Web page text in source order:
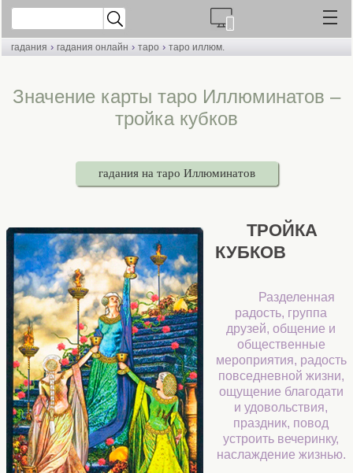
гадания › гадания онлайн › таро › таро иллюм.
Значение карты таро Иллюминатов –
тройка кубков
гадания на таро Иллюминатов
ТРОЙКА
КУБКОВ
Разделенная
радость, группа
друзей, общение и
общественные
мероприятия, радость
повседневной жизни,
ощущение благодати
и удовольствия,
праздник, повод
устроить вечеринку,
наслаждение жизнью.